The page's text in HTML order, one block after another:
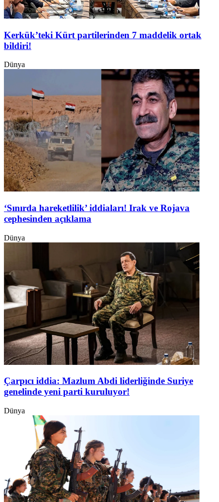
Kerkük’teki Kürt partilerinden 7 maddelik ortak
bildiri!
Dünya
‘Sınırda hareketlilik’ iddiaları! Irak ve Rojava
cephesinden açıklama
Dünya
Çarpıcı iddia: Mazlum Abdi liderliğinde Suriye
genelinde yeni parti kuruluyor!
Dünya